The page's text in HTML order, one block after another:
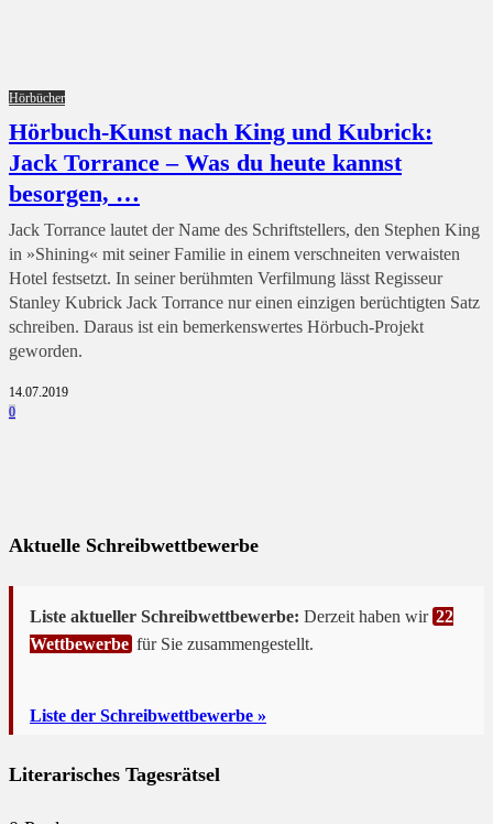
Hörbücher
Hörbuch-Kunst nach King und Kubrick:
Jack Torrance – Was du heute kannst
besorgen, …
Jack Torrance lautet der Name des Schriftstellers, den Stephen King
in »Shining« mit seiner Familie in einem verschneiten verwaisten
Hotel festsetzt. In seiner berühmten Verfilmung lässt Regisseur
Stanley Kubrick Jack Torrance nur einen einzigen berüchtigten Satz
schreiben. Daraus ist ein bemerkenswertes Hörbuch-Projekt
geworden.
14.07.2019
0
Aktuelle Schreibwettbewerbe
Liste aktueller Schreibwettbewerbe: Derzeit haben wir 22
Wettbewerbe für Sie zusammengestellt.
Liste der Schreibwettbewerbe »
Literarisches Tagesrätsel